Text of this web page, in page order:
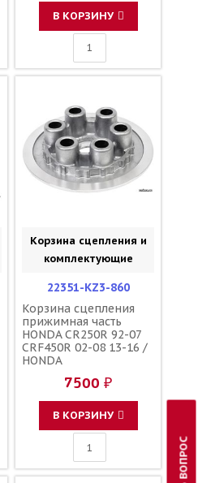
В КОРЗИНУ
Корзина сцепления и
комплектующие
22351-KZ3-860
Корзина сцепления
прижимная часть
HONDA CR250R 92-07
CRF450R 02-08 13-16 /
HONDA
7500 ₽
В КОРЗИНУ